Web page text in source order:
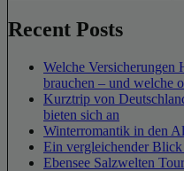
Recent Posts
Welche Versicherungen
brauchen – und welche
Kurztrip von
bieten sich an
Winterromantik in den
Ein vergleichender
Ebensee Salzwelten Tour